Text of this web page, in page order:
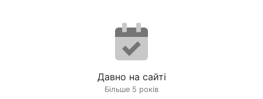
Давно на сайті
Більше 5 років